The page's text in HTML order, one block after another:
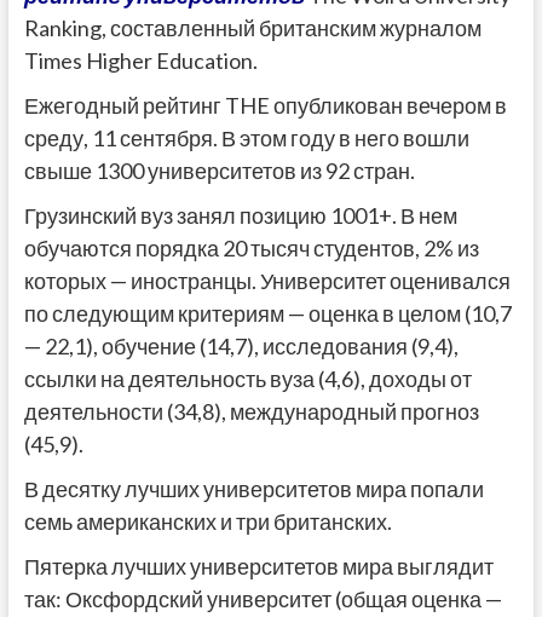
Ranking, составленный британским журналом
Times Higher Education.
Ежегодный рейтинг THE опубликован вечером в
среду, 11 сентября. В этом году в него вошли
свыше 1300 университетов из 92 стран.
Грузинский вуз занял позицию 1001+. В нем
обучаются порядка 20 тысяч студентов, 2% из
которых — иностранцы. Университет оценивался
по следующим критериям — оценка в целом (10,7
— 22,1), обучение (14,7), исследования (9,4),
ссылки на деятельность вуза (4,6), доходы от
деятельности (34,8), международный прогноз
(45,9).
В десятку лучших университетов мира попали
семь американских и три британских.
Пятерка лучших университетов мира выглядит
так: Оксфордский университет (общая оценка —